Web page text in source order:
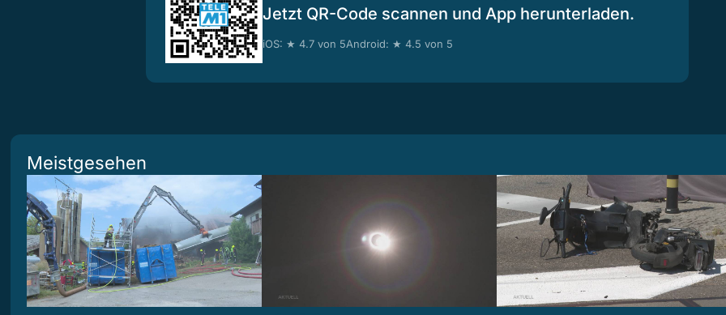
Jetzt QR-Code scannen und App herunterladen.
iOS: ★ 4.7 von 5Android: ★ 4.5 von 5
Meistgesehen